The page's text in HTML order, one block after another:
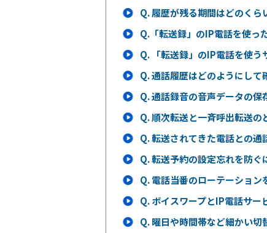
Q.履歴が残る期間はどのくら
Q. 「転送録」のIP電話を使
Q. 「転送録」のIP電話を使
Q.通話履歴はどのようにして
Q.通話録音の音声データの保
Q.順次転送と一斉呼出転送の
Q.転送されてきた電話との通
Q.転送予約の設定忘れを防ぐ
Q.電話当番のローテーション
Q.ボイスワープとIP電話サー
Q.曜日や時間帯など細かい切